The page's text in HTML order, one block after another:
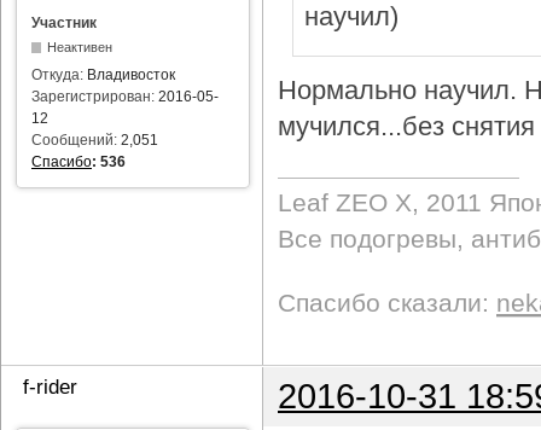
Участник
Неактивен
Откуда: Владивосток
Зарегистрирован: 2016-05-
12
Сообщений: 2,051
Спасибо: 536
научил)
Нормально научил.
мучился...без снятия
Leaf ZEO Х, 2011
Все подогревы,
Спасибо сказали:
f-rider 2016-10-31